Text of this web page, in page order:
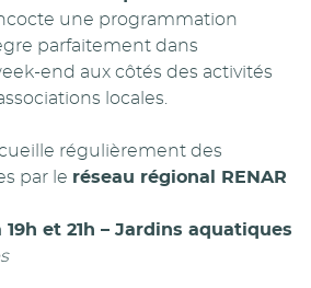
une programmation
parfaitement dans
end aux côtés des activités
locales.
régulièrement des
par le réseau régional RENAR
et 21h – Jardins aquatiques